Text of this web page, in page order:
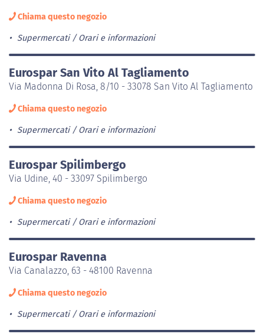
Chiama questo negozio
Supermercati Orari e informazioni
Eurospar San Vito Al Tagliamento
Via Madonna Di Rosa, 8/10 - 33078 San Vito Al Tagliamento
Chiama questo negozio
Supermercati Orari e informazioni
Eurospar Spilimbergo
Via Udine, 40 - 33097 Spilimbergo
Chiama questo negozio
Supermercati Orari e informazioni
Eurospar Ravenna
Via Canalazzo, 63 - 48100 Ravenna
Chiama questo negozio
Supermercati Orari e informazioni